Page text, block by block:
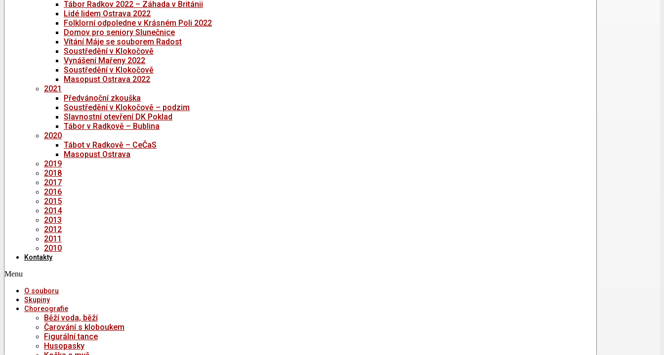
Tábor Radkov 2022 – Záhada v Británii
Lidé lidem Ostrava 2022
Folklorní odpoledne v Krásném Poli 2022
Domov pro seniory Slunečnice
Vítání Máje se souborem Radost
Soustředění v Klokočově
Vynášení Mařeny 2022
Soustředění v Klokočově
Masopust Ostrava 2022
2021
Předvánoční zkouška
Soustředění v Klokočově – podzim
Slavnostní otevření DK Poklad
Tábor v Radkově – Bublina
2020
Tábot v Radkově – CeČaS
Masopust Ostrava
2019
2018
2017
2016
2015
2014
2013
2012
2011
2010
Kontakty
Menu
O souboru
Skupiny
Choreografie
Běží voda, běží
Čarování s kloboukem
Figurální tance
Husopasky